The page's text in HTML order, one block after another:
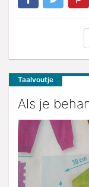
Taalvoutje
Als je